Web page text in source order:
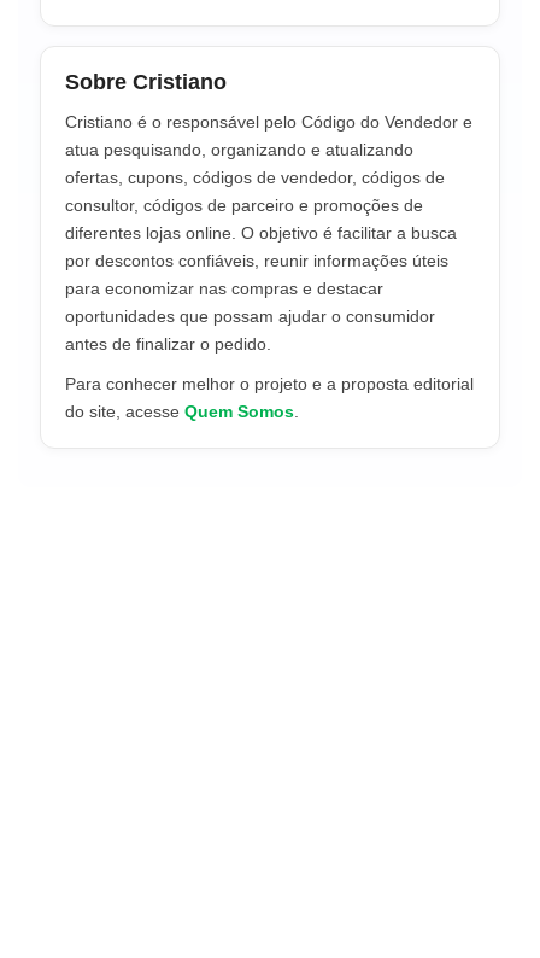
Sobre Cristiano
Cristiano é o responsável pelo Código do Vendedor e
atua pesquisando, organizando e atualizando
ofertas, cupons, códigos de vendedor, códigos de
consultor, códigos de parceiro e promoções de
diferentes lojas online. O objetivo é facilitar a busca
por descontos confiáveis, reunir informações úteis
para economizar nas compras e destacar
oportunidades que possam ajudar o consumidor
antes de finalizar o pedido.
Para conhecer melhor o projeto e a proposta editorial
do site, acesse Quem Somos